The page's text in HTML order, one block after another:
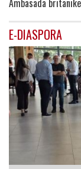
Ambasada
E-DIASPORA